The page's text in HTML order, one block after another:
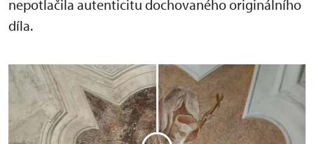
nepotlačila autenticitu dochovaného originálního
díla.